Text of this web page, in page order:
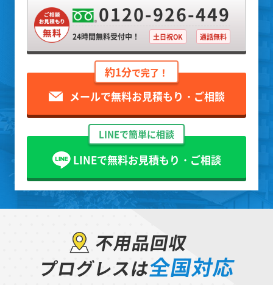
0120-926-449
24時間無料受付中！ 土日祝OK 通話無料
約1分で完了！
メールで無料お見積もり・ご相談
LINEで簡単に相談
LINEで無料お見積もり・ご相談
不用品回収
プログレスは全国対応